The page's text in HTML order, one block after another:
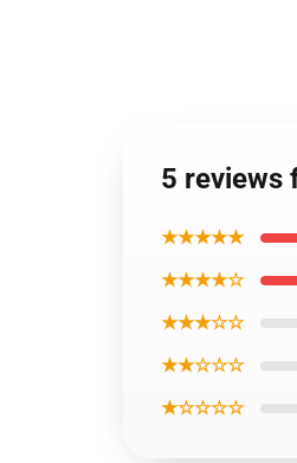
5 reviews
★★★★★
★★★★☆
★★★☆☆
★★☆☆☆
★☆☆☆☆